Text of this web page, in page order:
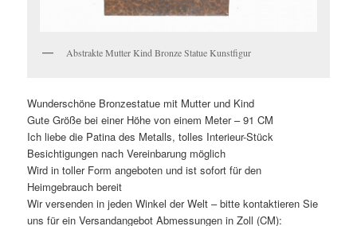
Abstrakte Mutter Kind Bronze Statue Kunstfigur
Wunderschöne Bronzestatue mit Mutter und Kind
Gute Größe bei einer Höhe von einem Meter – 91 CM
Ich liebe die Patina des Metalls, tolles Interieur-Stück
Besichtigungen nach Vereinbarung möglich
Wird in toller Form angeboten und ist sofort für den
Heimgebrauch bereit
Wir versenden in jeden Winkel der Welt – bitte kontaktieren Sie
uns für ein Versandangebot Abmessungen in Zoll (CM):